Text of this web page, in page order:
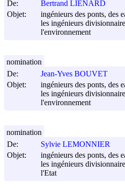
De:
Bertrand LIENARD
Objet:
ingénieurs des ponts, des
les ingénieurs
l'environnement
De:
Jean-Yves BOUVET
Objet:
ingénieurs des ponts, des
les ingénieurs
l'environnement
nomination
De:
Sylvie LEMONNIER
Objet:
ingénieurs des ponts, des
les ingénieurs
l'Etat
nomination